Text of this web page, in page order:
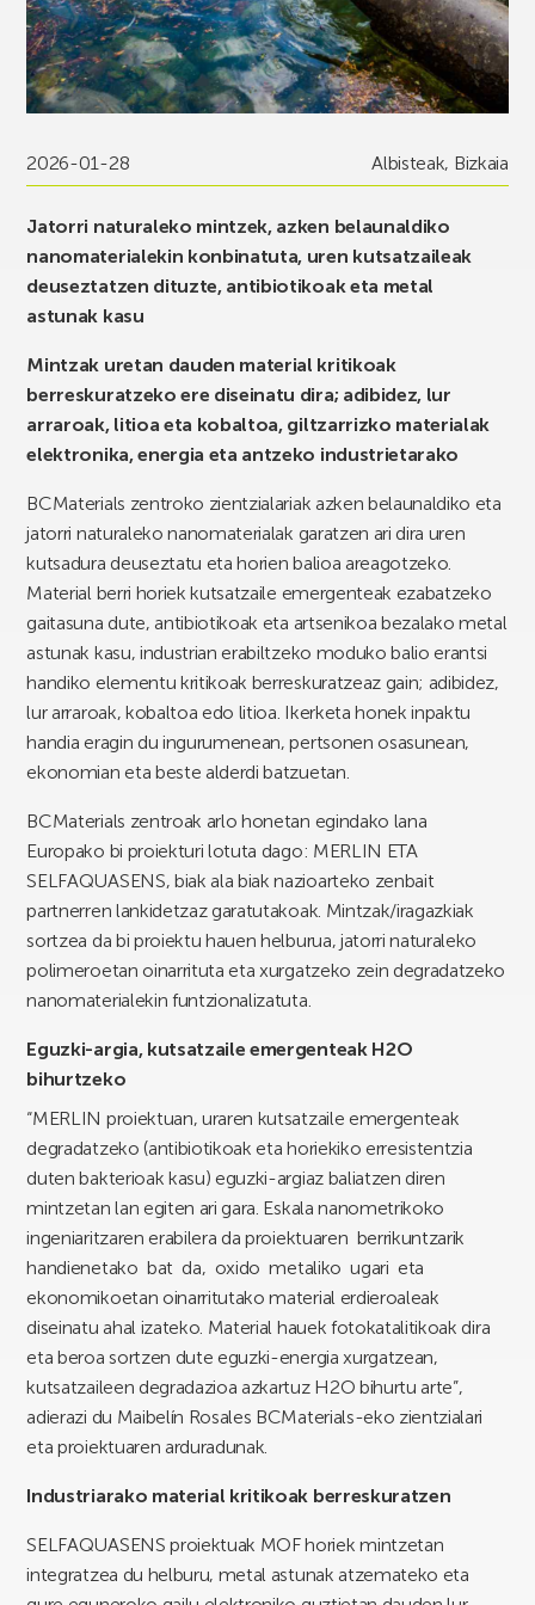
2026-01-28 Albisteak, Bizkaia
Jatorri naturaleko mintzek, azken belaunaldiko
nanomaterialekin konbinatuta, uren kutsatzaileak
deuseztatzen dituzte, antibiotikoak eta metal
astunak kasu
Mintzak uretan dauden material kritikoak
berreskuratzeko ere diseinatu dira; adibidez, lur
arraroak, litioa eta kobaltoa, giltzarrizko materialak
elektronika, energia eta antzeko industrietarako
BCMaterials zentroko zientzialariak azken belaunaldiko eta
jatorri naturaleko nanomaterialak garatzen ari dira uren
kutsadura deuseztatu eta horien balioa areagotzeko.
Material berri horiek kutsatzaile emergenteak ezabatzeko
gaitasuna dute, antibiotikoak eta artsenikoa bezalako metal
astunak kasu, industrian erabiltzeko moduko balio erantsi
handiko elementu kritikoak berreskuratzeaz gain; adibidez,
lur arraroak, kobaltoa edo litioa. Ikerketa honek inpaktu
handia eragin du ingurumenean, pertsonen osasunean,
ekonomian eta beste alderdi batzuetan.
BCMaterials zentroak arlo honetan egindako lana
Europako bi proiekturi lotuta dago: MERLIN ETA
SELFAQUASENS, biak ala biak nazioarteko zenbait
partnerren lankidetzaz garatutakoak. Mintzak/iragazkiak
sortzea da bi proiektu hauen helburua, jatorri naturaleko
polimeroetan oinarrituta eta xurgatzeko zein degradatzeko
nanomaterialekin funtzionalizatuta.
Eguzki-argia, kutsatzaile emergenteak H2O
bihurtzeko
“MERLIN proiektuan, uraren kutsatzaile emergenteak
degradatzeko (antibiotikoak eta horiekiko erresistentzia
duten bakterioak kasu) eguzki-argiaz baliatzen diren
mintzetan lan egiten ari gara. Eskala nanometrikoko
ingeniaritzaren erabilera da proiektuaren berrikuntzarik
handienetako bat da, oxido metaliko ugari eta
ekonomikoetan oinarritutako material erdieroaleak
diseinatu ahal izateko. Material hauek fotokatalitikoak dira
eta beroa sortzen dute eguzki-energia xurgatzean,
kutsatzaileen degradazioa azkartuz H2O bihurtu arte”,
adierazi du Maibelín Rosales BCMaterials-eko zientzialari
eta proiektuaren arduradunak.
Industriarako material kritikoak berreskuratzen
SELFAQUASENS proiektuak MOF horiek mintzetan
integratzea du helburu, metal astunak atzemateko eta